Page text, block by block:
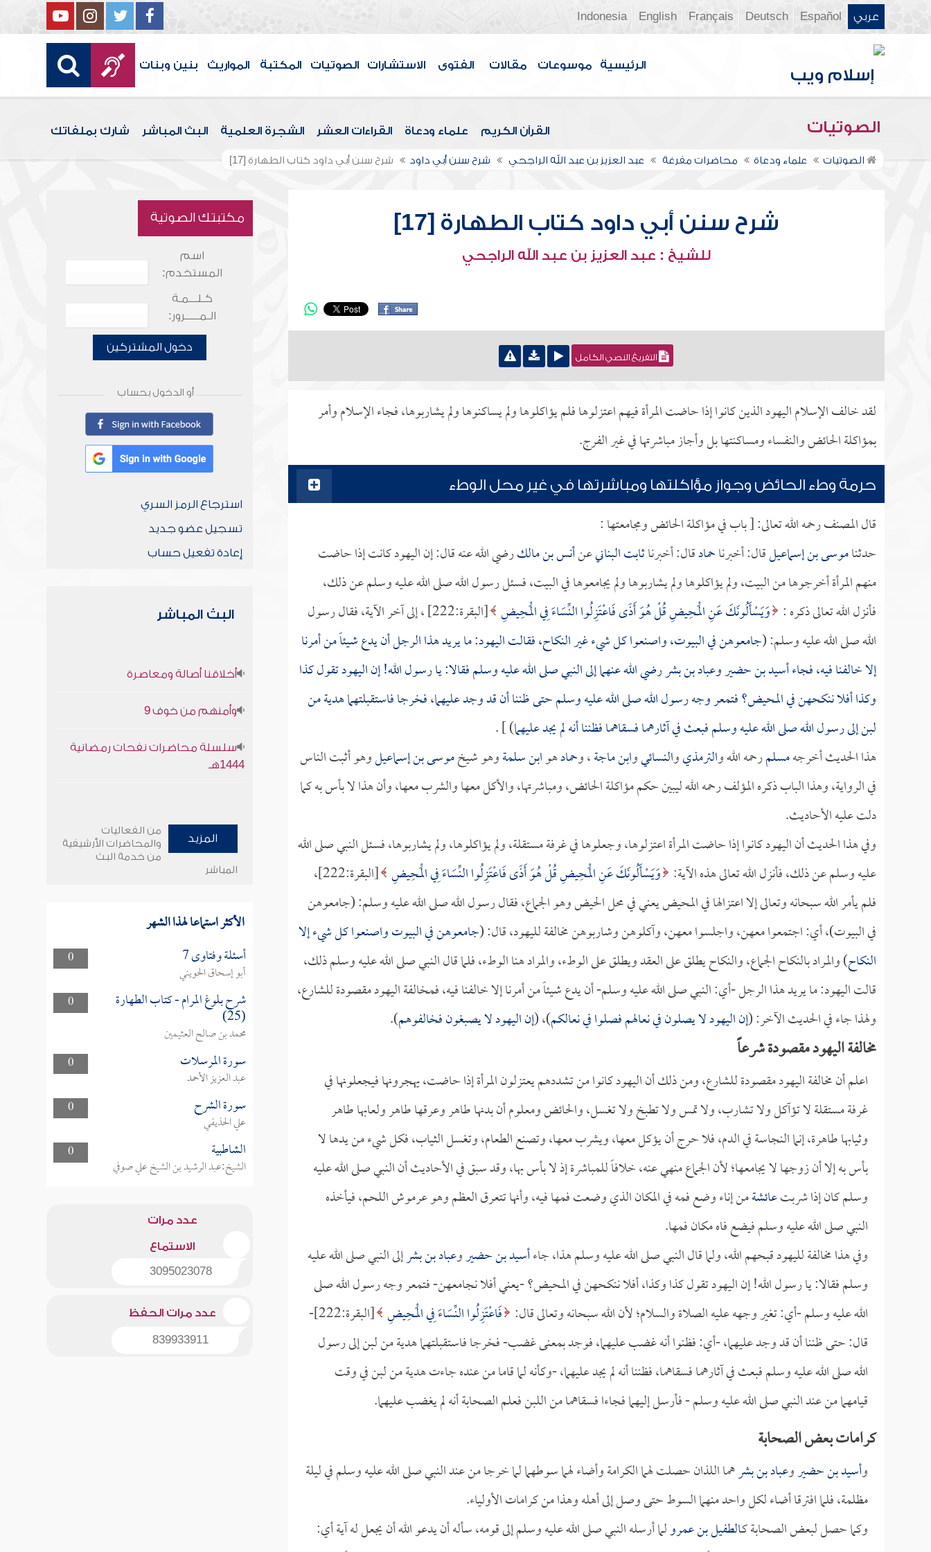
عربي Español
Deutsch
Français
English
Indonesia
الرئيسية موسوعات مقالات الفتوى الاستشارات الصوتيات المكتبة المواريث بنين وبنات
الصوتيات القرآن الكريم علماء ودعاة القراءات العشر الشجرة العلمية البث المباشر شارك بملفاتك
الصوتيات علماء ودعاة محاضرات مفرغة عبد العزيز بن عبد الله الراجحي شرح سنن أبي داود شرح سنن أبي داود كتاب الطهارة [17]
شرح سنن أبي داود كتاب الطهارة [17]
للشيخ : عبد العزيز بن عبد الله الراجحي
التفريغ النصي الكامل
لقد خالف الإسلام اليهود الذين كانوا إذا حاضت المرأة فيهم اعتزلوها فلم يؤاكلوها ولم يساكنوها ولم يشاربوها، فجاء الإسلام وأمر
بمؤاكلة الحائض والنفساء ومساكنتها بل وأجاز مباشرتها في غير الفرج.
حرمة وطء الحائض وجواز مؤاكلتها ومباشرتها في غير محل الوطء
قال المصنف رحمه الله تعالى: [ باب في مؤاكلة الحائض ومجامعتها :
حدثناموسى بن إسماعيلقال: أخبرناحمادقال: أخبرناثابت البنانيعنأنس بن مالكرضي الله عنه قال: إن اليهود كانت إذا حاضت
منهم المرأة أخرجوها من البيت، ولم يؤاكلوها ولم يشاربوها ولم يجامعوها في البيت، فسئل رسول الله صلى الله عليه وسلم عن ذلك،
فأنزل الله تعالى ذكره : وَيَسْأَلُونَكَ عَنِ الْمَحِيضِ قُلْ هُوَ أَذًى فَاعْتَزِلُوا النِّسَاءَ فِي الْمَحِيضِ
[البقرة:222] ، إلى آخر الآية، فقال رسول
الله صلى الله عليه وسلم: (جامعوهن في البيوت، واصنعوا كل شيء غير النكاح، فقالت اليهود: ما يريد هذا الرجل أن يدع شيئاً من أمرنا
إلا خالفنا فيه، فجاءأسيد بن حضيروعباد بن بشررضي الله عنهما إلى النبي صلى الله عليه وسلم فقالا: يا رسول الله! إن اليهود تقول كذا
وكذا أفلا ننكحهن في المحيض؟ فتمعر وجه رسول الله صلى الله عليه وسلم حتى ظننا أن قد وجد عليهما، فخرجا فاستقبلتهما هدية من
لبن إلى رسول الله صلى الله عليه وسلم فبعث في آثارهما فسقاهما فظننا أنه لم يجد عليهما) ] .
هذا الحديث أخرجهمسلمرحمه الله والترمذيوالنسائيوابن ماجة، وحمادهوابن سلمةوهو شيخموسى بن إسماعيلوهو أثبت الناس
في الرواية، وهذا الباب ذكره المؤلف رحمه الله ليبين حكم مؤاكلة الحائض، ومباشرتها، والأكل معها والشرب معها، وأن هذا لا بأس به كما
دلت عليه الأحاديث.
وفي هذا الحديث أن اليهود كانوا إذا حاضت المرأة اعتزلوها، وجعلوها في غرفة مستقلة، ولم يؤاكلوها، ولم يشاربوها، فسئل النبي صلى الله
عليه وسلم عن ذلك، فأنزل الله تعالى هذه الآية: وَيَسْأَلُونَكَ عَنِ الْمَحِيضِ قُلْ هُوَ أَذًى فَاعْتَزِلُوا النِّسَاءَ فِي الْمَحِيضِ
[البقرة:222]،
فلم يأمر الله سبحانه وتعالى إلا اعتزالها في المحيض يعني في محل الحيض وهو الجماع، فقال رسول الله صلى الله عليه وسلم: (جامعوهن
في البيوت)، أي: اجتمعوا معهن، واجلسوا معهن، وآكلوهن وشاربوهن مخالفة لليهود، قال: (جامعوهن في البيوت واصنعوا كل شيء إلا
النكاح) والمراد بالنكاح الجماع، والنكاح يطلق على العقد ويطلق على الوطء، والمراد هنا الوطء، فلما قال النبي صلى الله عليه وسلم ذلك،
قالت اليهود: ما يريد هذا الرجل -أي: النبي صلى الله عليه وسلم- أن يدع شيئاً من أمرنا إلا خالفنا فيه، فمخالفة اليهود مقصودة للشارع،
ولهذا جاء في الحديث الآخر: (إن اليهود لا يصلون في نعالهم فصلوا في نعالكم)، (إن اليهود لا يصبغون فخالفوهم).
مخالفة اليهود مقصودة شرعاً
اعلم أن مخالفة اليهود مقصودة للشارع، ومن ذلك أن اليهود كانوا من تشددهم يعتزلون المرأة إذا حاضت، يهجرونها فيجعلونها في
غرفة مستقلة لا تؤآكل ولا تشارب، ولا تمس ولا تطبخ ولا تغسل، والحائض ومعلوم أن بدنها طاهر وعرقها طاهر ولعابها طاهر
وثيابها طاهرة، إنما النجاسة في الدم، فلا حرج أن يؤكل معها، ويشرب معها، وتصنع الطعام، وتغسل الثياب، فكل شيء من يدها لا
بأس به إلا أن زوجها لا يجامعها؛ لأن الجماع منهي عنه، خلافاً للمباشرة إذ لا بأس بها، وقد سبق في الأحاديث أن النبي صلى الله عليه
وسلم كان إذا شربتعائشةمن إناء وضع فمه في المكان الذي وضعت فمها فيه، وأنها تتعرق العظم وهو عرموش اللحم، فيأخذه
النبي صلى الله عليه وسلم فيضع فاه مكان فمها.
وفي هذا مخالفة لليهود قبحهم الله، ولما قال النبي صلى الله عليه وسلم هذا، جاءأسيد بن حضيروعباد بن بشرإلى النبي صلى الله عليه
وسلم فقالا: يا رسول الله! إن اليهود تقول كذا وكذا، أفلا ننكحهن في المحيض؟ -يعني أفلا نجامعهن- فتمعر وجه رسول الله صلى
الله عليه وسلم -أي: تغير وجهه عليه الصلاة والسلام؛ لأن الله سبحانه وتعالى قال: فَاعْتَزِلُوا النِّسَاءَ فِي الْمَحِيضِ
[البقرة:222]-
قال: حتى ظننا أن قد وجد عليهما، -أي: فظنوا أنه غضب عليهما، فوجد بمعنى غضب- فخرجا فاستقبلتهما هدية من لبن إلى رسول
الله صلى الله عليه وسلم فبعث في آثارهما فسقاهما، فظننا أنه لم يجد عليهما، -وكأنه لما قاما من عنده جاءت هدية من لبن في وقت
قيامهما من عند النبي صلى الله عليه وسلم - فأرسل إليهما فجاءا فسقاهما من اللبن فعلم الصحابة أنه لم يغضب عليهما.
كرامات بعض الصحابة
وأسيد بن حضيروعباد بن بشرهما اللذان حصلت لهما الكرامة وأضاء لهما سوطهما لما خرجا من عند النبي صلى الله عليه وسلم في ليلة
مظلمة، فلما افترقا أضاء لكل واحد منهما السوط حتى وصل إلى أهله وهذا من كرامات الأولياء.
وكما حصل لبعض الصحابة كـالطفيل بن عمرولما أرسله النبي صلى الله عليه وسلم إلى قومه، سأله أن يدعو الله أن يجعل له آية أي:
مكتبتك الصوتية
اسم
المستخدم:
كـلـــمـة
الـمـــــرور:
دخول المشتركين
أو الدخول بحساب
استرجاع الرمز السري
تسجيل عضو جديد
إعادة تفعيل حساب
البث المباشر
أخلاقنا أصالة ومعاصرة
وأمنهم من خوف 9
سلسلة محاضرات نفحات رمضانية
1444هـ
المزيد
من الفعاليات
والمحاضرات الأرشيفية
من خدمة البث
المباشر
الأكثر استماعا لهذا الشهر
0 أسئلة وفتاوى 7
أبو إسحاق الحويني
0
شرح بلوغ المرام - كتاب الطهارة
(25)
محمد بن صالح العثيمين
0
سورة المرسلات
عبد العزيز الأحمد
0
سورة الشرح
علي الحذيفي
0
الشاطبية
الشيخ:عبد الرشيد بن الشيخ علي صوفي
عدد مرات
الاستماع
3095023078
عدد مرات الحفظ
839933911